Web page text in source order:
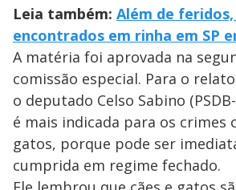
Leia também: Além de feridos,
encontrados em rinha em SP
A matéria foi aprovada na
comissão especial. Para o
o deputado Celso Sabino
é mais indicada para os crimes
gatos, porque pode ser
cumprida em regime fechado.